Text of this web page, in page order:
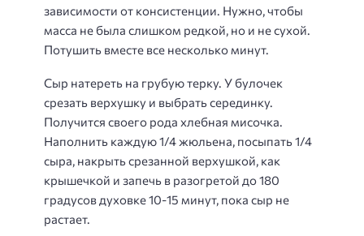
зависимости от консистенции. Нужно, чтобы
масса не была слишком редкой, но и не сухой.
Потушить вместе все несколько минут.
Сыр натереть на грубую терку. У булочек
срезать верхушку и выбрать серединку.
Получится своего рода хлебная мисочка.
Наполнить каждую 1/4 жюльена, посыпать 1/4
сыра, накрыть срезанной верхушкой, как
крышечкой и запечь в разогретой до 180
градусов духовке 10-15 минут, пока сыр не
растает.